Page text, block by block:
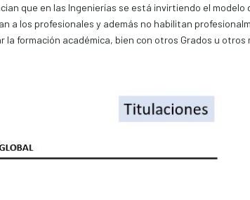
que en las Ingenierías se está invirtiendo el modelo
a los profesionales y además no habilitan
la formación académica, bien con otros Grados u otros